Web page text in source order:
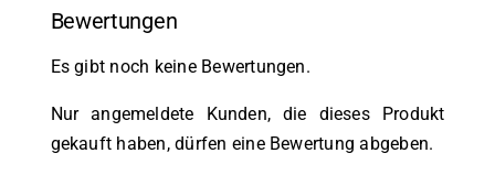
Bewertungen
Es gibt noch keine Bewertungen.
Nur angemeldete Kunden, die dieses Produkt
gekauft haben, dürfen eine Bewertung abgeben.